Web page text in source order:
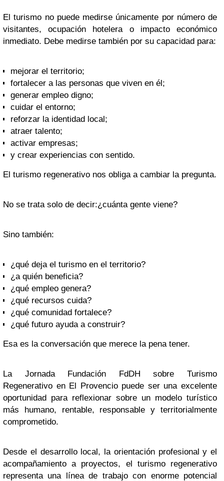
El turismo no puede medirse únicamente por número de
visitantes, ocupación hotelera o impacto económico
inmediato. Debe medirse también por su capacidad para:
mejorar el territorio;
fortalecer a las personas que viven en él;
generar empleo digno;
cuidar el entorno;
reforzar la identidad local;
atraer talento;
activar empresas;
y crear experiencias con sentido.
El turismo regenerativo nos obliga a cambiar la pregunta.
No se trata solo de decir:¿cuánta gente viene?
Sino también:
¿qué deja el turismo en el territorio?
¿a quién beneficia?
¿qué empleo genera?
¿qué recursos cuida?
¿qué comunidad fortalece?
¿qué futuro ayuda a construir?
Esa es la conversación que merece la pena tener.
La Jornada Fundación FdDH sobre Turismo
Regenerativo en El Provencio puede ser una excelente
oportunidad para reflexionar sobre un modelo turístico
más humano, rentable, responsable y territorialmente
comprometido.
Desde el desarrollo local, la orientación profesional y el
acompañamiento a proyectos, el turismo regenerativo
representa una línea de trabajo con enorme potencial